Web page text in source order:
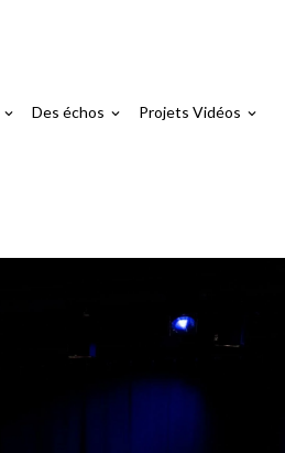
Des échos Projets Vidéos